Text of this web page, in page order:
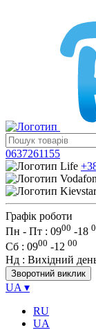
0637261155
Графік роботи
Пн - Пт : 0900 -18
Сб : 0900 -12 00
Нд : Вихідний
Зворотний виклик
UA ▾
RU
UA